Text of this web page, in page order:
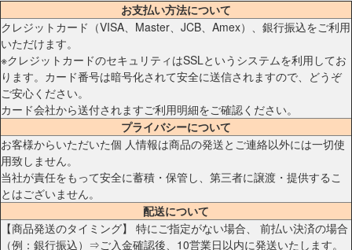
お支払い方法について
クレジットカード（VISA、Master、JCB、Amex）、銀行振込をご利用
いただけます。
※クレジットカードのセキュリティはSSLというシステムを利用してお
ります。カード番号は暗号化されて安全に送信されますので、どうぞ
ご安心ください。
カード会社から送付されますご利用明細をご確認ください。
プライバシーについて
お客様からいただいた個 人情報は商品の発送とご連絡以外には一切使
用致しません。
当社が責任をもって安全に蓄積・保管し、第三者に譲渡・提供するこ
とはございません。
配送について
【商品発送のタイミング】 特にご指定がない場合、 前払い決済の場合
（例：銀行振込）⇒ご入金確認後、10営業日以内に発送いたします。